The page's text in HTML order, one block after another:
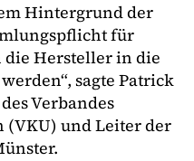
Hintergrund der
für
Hersteller in die
sagte Patrick
Verbandes
und Leiter der